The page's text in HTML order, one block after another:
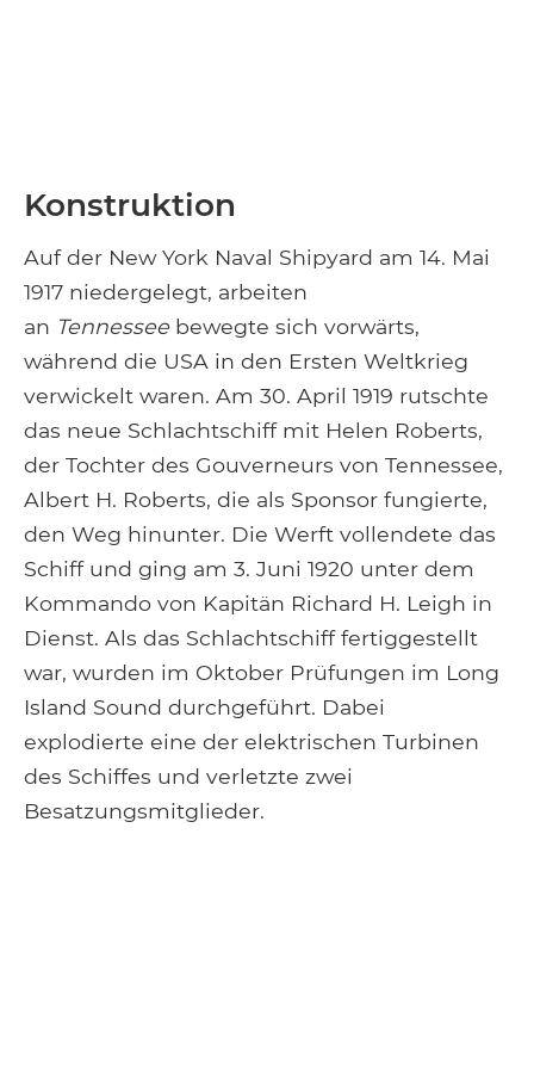
Konstruktion
Auf der New York Naval Shipyard am 14. Mai
1917 niedergelegt, arbeiten
an Tennessee bewegte sich vorwärts,
während die USA in den Ersten Weltkrieg
verwickelt waren. Am 30. April 1919 rutschte
das neue Schlachtschiff mit Helen Roberts,
der Tochter des Gouverneurs von Tennessee,
Albert H. Roberts, die als Sponsor fungierte,
den Weg hinunter. Die Werft vollendete das
Schiff und ging am 3. Juni 1920 unter dem
Kommando von Kapitän Richard H. Leigh in
Dienst. Als das Schlachtschiff fertiggestellt
war, wurden im Oktober Prüfungen im Long
Island Sound durchgeführt. Dabei
explodierte eine der elektrischen Turbinen
des Schiffes und verletzte zwei
Besatzungsmitglieder.